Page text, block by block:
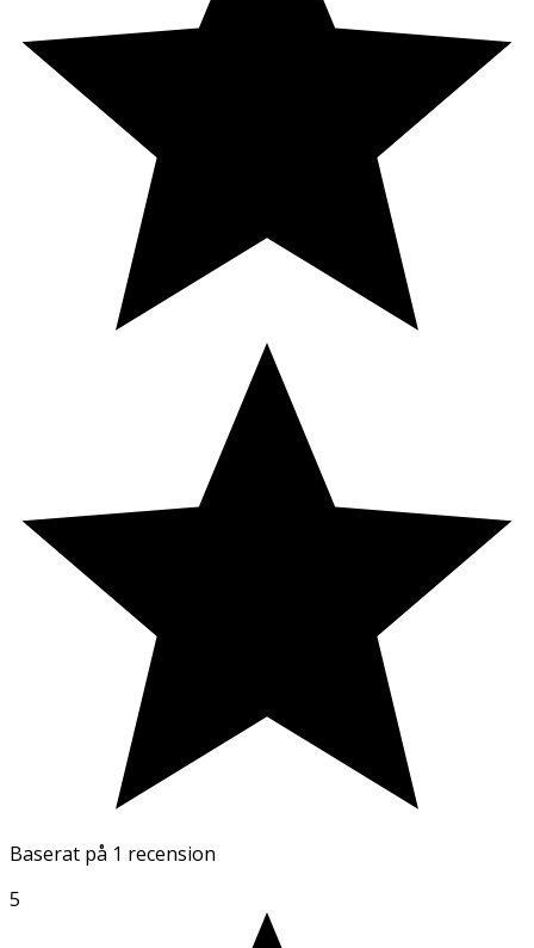
Baserat på 1 recension
5